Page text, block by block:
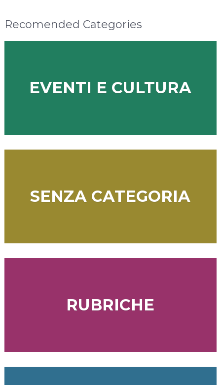
Recomended Categories
EVENTI E CULTURA
SENZA CATEGORIA
RUBRICHE